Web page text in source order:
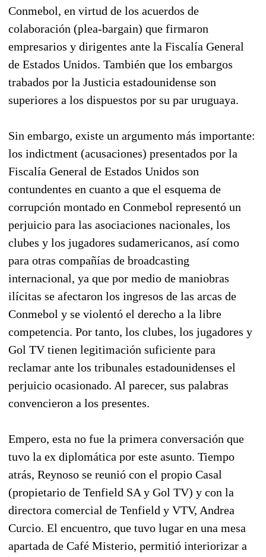
Conmebol, en virtud de los acuerdos de
colaboración (plea-bargain) que firmaron
empresarios y dirigentes ante la Fiscalía General
de Estados Unidos. También que los embargos
trabados por la Justicia estadounidense son
superiores a los dispuestos por su par uruguaya.
Sin embargo, existe un argumento más importante:
los indictment (acusaciones) presentados por la
Fiscalía General de Estados Unidos son
contundentes en cuanto a que el esquema de
corrupción montado en Conmebol representó un
perjuicio para las asociaciones nacionales, los
clubes y los jugadores sudamericanos, así como
para otras compañías de broadcasting
internacional, ya que por medio de maniobras
ilícitas se afectaron los ingresos de las arcas de
Conmebol y se violentó el derecho a la libre
competencia. Por tanto, los clubes, los jugadores y
Gol TV tienen legitimación suficiente para
reclamar ante los tribunales estadounidenses el
perjuicio ocasionado. Al parecer, sus palabras
convencieron a los presentes.
Empero, esta no fue la primera conversación que
tuvo la ex diplomática por este asunto. Tiempo
atrás, Reynoso se reunió con el propio Casal
(propietario de Tenfield SA y Gol TV) y con la
directora comercial de Tenfield y VTV, Andrea
Curcio. El encuentro, que tuvo lugar en una mesa
apartada de Café Misterio, permitió interiorizar a